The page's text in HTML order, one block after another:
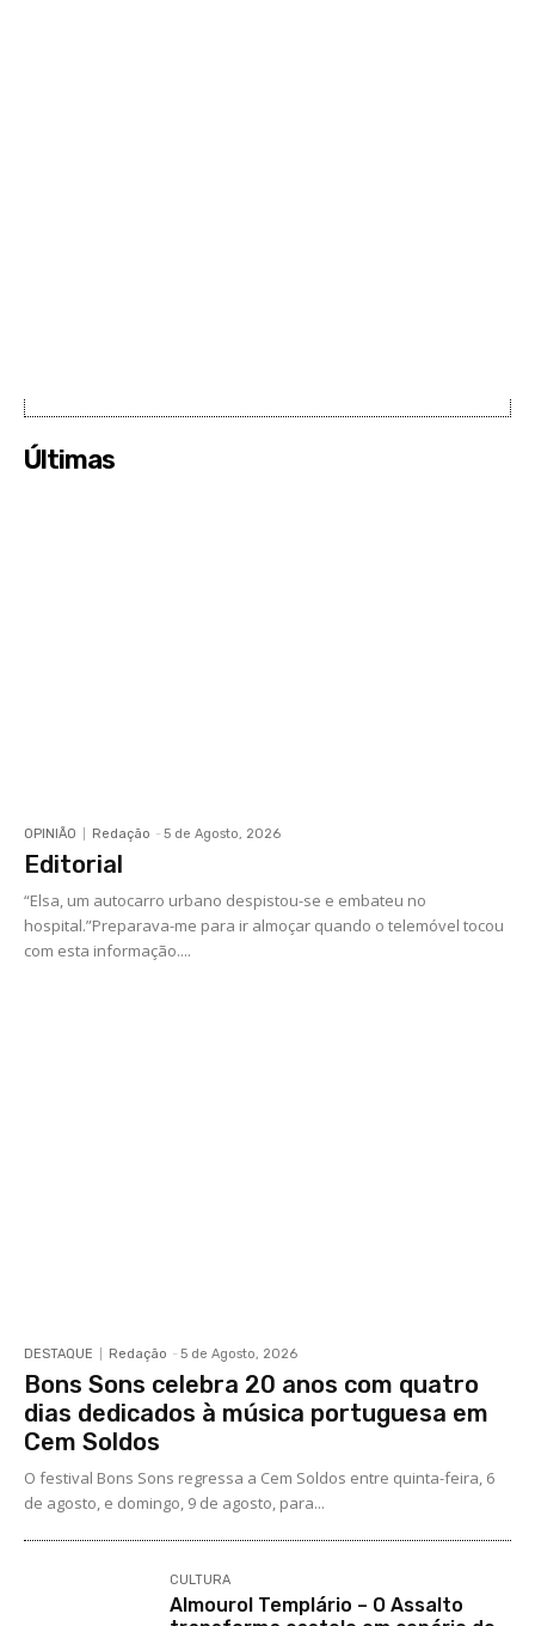
Últimas
OPINIÃO Redação - 5 de Agosto, 2026
Editorial
“Elsa, um autocarro urbano despistou-se e embateu no
hospital.”Preparava-me para ir almoçar quando o telemóvel tocou
com esta informação....
DESTAQUE Redação - 5 de Agosto, 2026
Bons Sons celebra 20 anos com quatro
dias dedicados à música portuguesa em
Cem Soldos
O festival Bons Sons regressa a Cem Soldos entre quinta-feira, 6
de agosto, e domingo, 9 de agosto, para...
CULTURA
Almourol Templário – O Assalto